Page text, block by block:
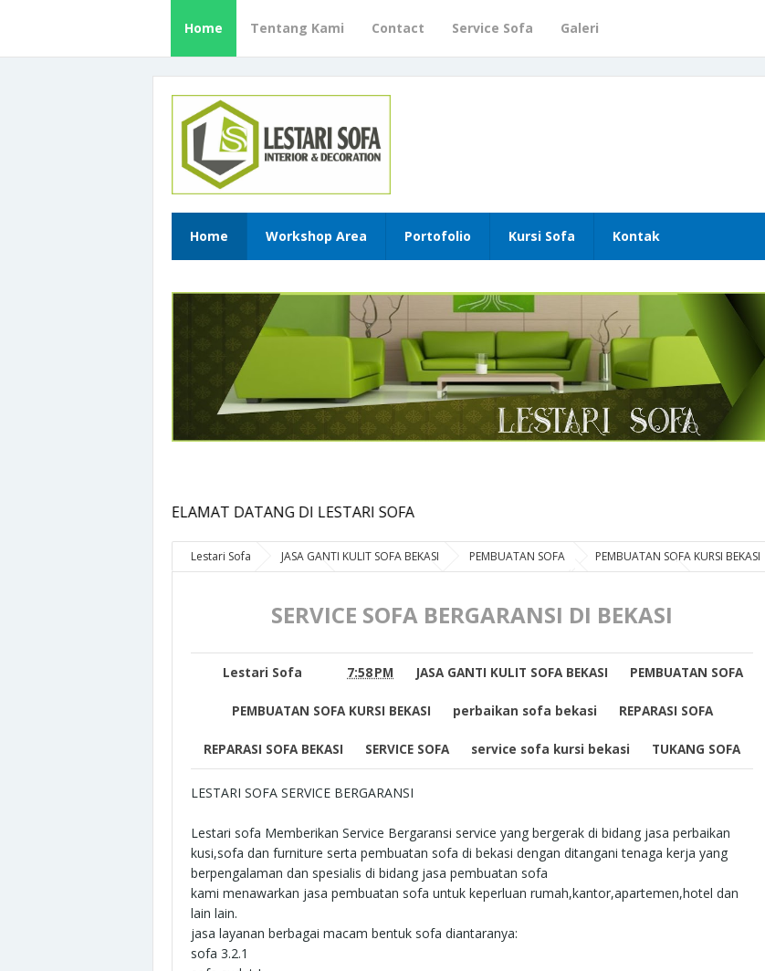
Home Tentang Kami Contact Service Sofa Galeri
Home Workshop Area Portofolio Kursi Sofa Kontak
SELAMAT DATANG DI LESTARI SOFA
Lestari Sofa JASA GANTI KULIT SOFA BEKASI PEMBUATAN SOFA
PEMBUATAN SOFA KURSI BEKASI
perbaikan sofa bekasi
REPARASI SOFA REPARASI SOFA BEKASI SERVICE SOFA
service sofa
SERVICE SOFA BERGARANSI DI BEKASI
Lestari Sofa 7:58 PM JASA GANTI KULIT SOFA BEKASI PEMBUATAN SOFA
PEMBUATAN SOFA KURSI BEKASI perbaikan sofa bekasi REPARASI SOFA
REPARASI SOFA BEKASI SERVICE SOFA service sofa kursi bekasi TUKANG SOFA
LESTARI SOFA SERVICE BERGARANSI
Lestari sofa Memberikan Service Bergaransi service yang bergerak di bidang jasa perbaikan
kusi,sofa dan furniture serta pembuatan sofa di bekasi dengan ditangani tenaga kerja yang
berpengalaman dan spesialis di bidang jasa pembuatan sofa
kami menawarkan jasa pembuatan sofa untuk keperluan rumah,kantor,apartemen,hotel dan
lain lain.
jasa layanan berbagai macam bentuk sofa diantaranya:
sofa 3.2.1